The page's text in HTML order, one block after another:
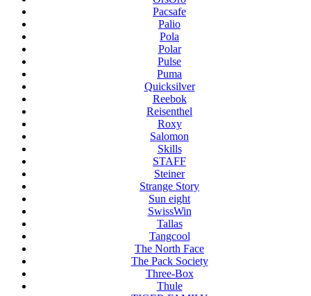
Pacsafe
Palio
Pola
Polar
Pulse
Puma
Quicksilver
Reebok
Reisenthel
Roxy
Salomon
Skills
STAFF
Steiner
Strange Story
Sun eight
SwissWin
Tallas
Tangcool
The North Face
The Pack Society
Three-Box
Thule